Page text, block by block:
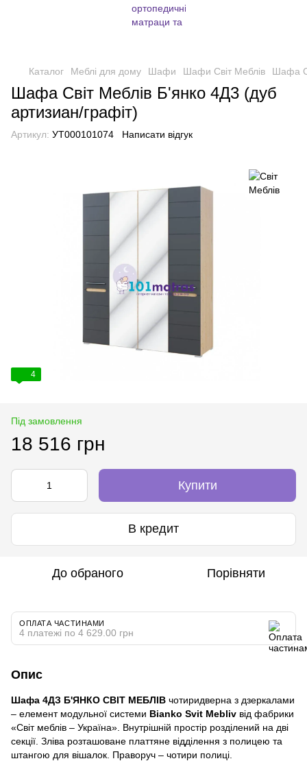
Каталог Меблі для дому Шафи Шафи Світ Меблів Шафа
Шафа Світ Меблів Б'янко 4Д3 (дуб
артизиан/графіт)
Артикул: УТ000101074 Написати відгук
4
Під замовлення
18 516 грн
Купити
В кредит
До обраного Порівняти
ОПЛАТА ЧАСТИНАМИ
4 платежі по 4 629.00 грн
Опис
Шафа 4ДЗ Б'ЯНКО СВІТ МЕБЛІВ чотиридверна з дзеркалами
– елемент модульної системи Bianko Svit Mebliv від фабрики
«Світ меблів – Україна». Внутрішній простір розділений на дві
секції. Зліва розташоване платтяне відділення з полицею та
штангою для вішалок. Праворуч – чотири полиці.